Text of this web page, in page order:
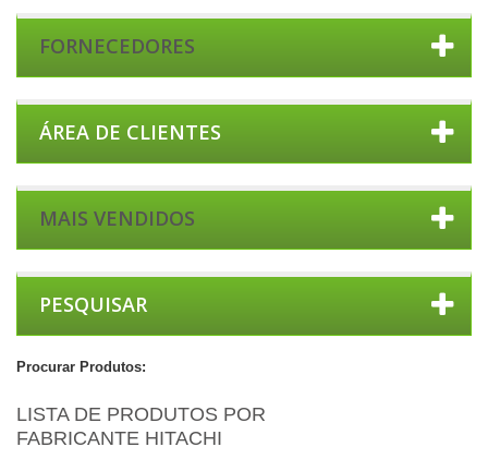
FORNECEDORES
ÁREA DE CLIENTES
MAIS VENDIDOS
PESQUISAR
Procurar Produtos:
LISTA DE PRODUTOS POR
FABRICANTE HITACHI